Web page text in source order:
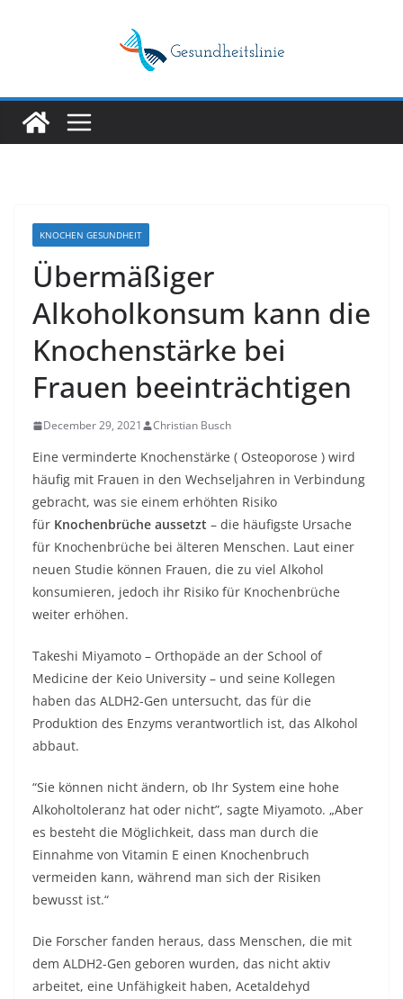
KNOCHEN GESUNDHEIT
Übermäßiger
Alkoholkonsum kann die
Knochenstärke bei
Frauen beeinträchtigen
December 29, 2021 Christian Busch
Eine verminderte Knochenstärke ( Osteoporose ) wird
häufig mit Frauen in den Wechseljahren in Verbindung
gebracht, was sie einem erhöhten Risiko
für Knochenbrüche aussetzt – die häufigste Ursache
für Knochenbrüche bei älteren Menschen. Laut einer
neuen Studie können Frauen, die zu viel Alkohol
konsumieren, jedoch ihr Risiko für Knochenbrüche
weiter erhöhen.
Takeshi Miyamoto – Orthopäde an der School of
Medicine der Keio University – und seine Kollegen
haben das ALDH2-Gen untersucht, das für die
Produktion des Enzyms verantwortlich ist, das Alkohol
abbaut.
“Sie können nicht ändern, ob Ihr System eine hohe
Alkoholtoleranz hat oder nicht”, sagte Miyamoto. „Aber
es besteht die Möglichkeit, dass man durch die
Einnahme von Vitamin E einen Knochenbruch
vermeiden kann, während man sich der Risiken
bewusst ist.“
Die Forscher fanden heraus, dass Menschen, die mit
dem ALDH2-Gen geboren wurden, das nicht aktiv
arbeitet, eine Unfähigkeit haben, Acetaldehyd